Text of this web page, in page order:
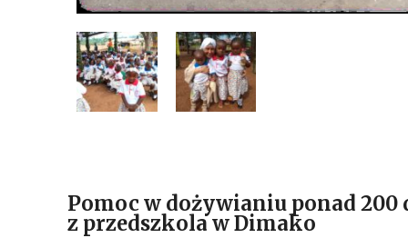
Pomoc w dożywianiu ponad 200
z przedszkola w Dimako